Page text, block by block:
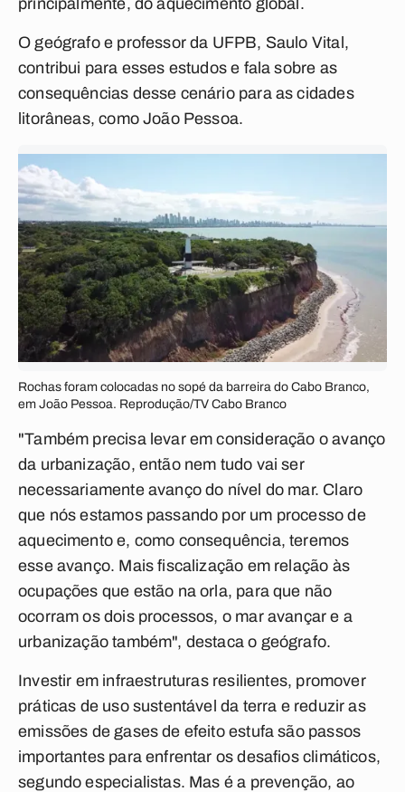
principalmente, do aquecimento global.
O geógrafo e professor da UFPB, Saulo Vital,
contribui para esses estudos e fala sobre as
consequências desse cenário para as cidades
litorâneas, como João Pessoa.
Rochas foram colocadas no sopé da barreira do Cabo Branco,
em João Pessoa. Reprodução/TV Cabo Branco
"Também precisa levar em consideração o avanço
da urbanização, então nem tudo vai ser
necessariamente avanço do nível do mar. Claro
que nós estamos passando por um processo de
aquecimento e, como consequência, teremos
esse avanço. Mais fiscalização em relação às
ocupações que estão na orla, para que não
ocorram os dois processos, o mar avançar e a
urbanização também", destaca o geógrafo.
Investir em infraestruturas resilientes, promover
práticas de uso sustentável da terra e reduzir as
emissões de gases de efeito estufa são passos
importantes para enfrentar os desafios climáticos,
segundo especialistas. Mas é a prevenção, ao